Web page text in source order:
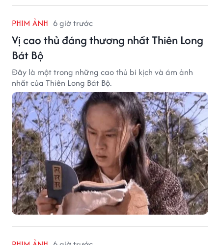
PHIM ẢNH 6 giờ trước
Vị cao thủ đáng thương nhất Thiên Long
Bát Bộ
Đây là một trong những cao thủ bi kịch và ám ảnh
nhất của Thiên Long Bát Bộ.